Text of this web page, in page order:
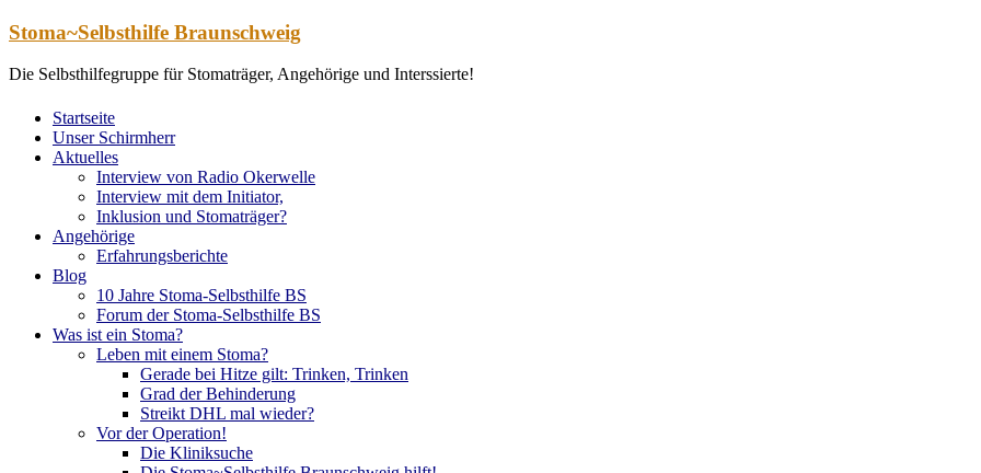
Zum
springen
Stoma~Selbsthilfe Braunschweig
Die Selbsthilfegruppe für Stomaträger, Angehörige und Interssierte!
Startseite
Unser Schirmherr
Aktuelles
Interview von Radio Okerwelle
Interview mit dem Initiator,
Inklusion und Stomaträger?
Angehörige
Erfahrungsberichte
Blog
10 Jahre Stoma-Selbsthilfe BS
Forum der Stoma-Selbsthilfe BS
Was ist ein Stoma?
Leben mit einem Stoma?
Gerade bei Hitze gilt: Trinken, Trinken
Grad der Behinderung
Streikt DHL mal wieder?
Vor der Operation!
Die Kliniksuche